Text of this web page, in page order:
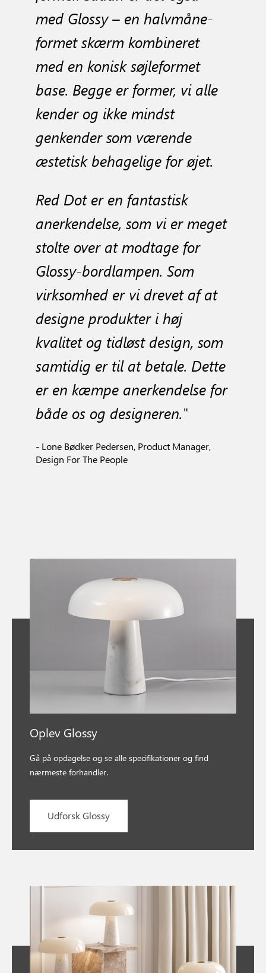
med Glossy – en halvmåne-
formet skærm kombineret
med en konisk søjleformet
base. Begge er former, vi alle
kender og ikke mindst
genkender som værende
æstetisk behagelige for øjet.
Red Dot er en fantastisk
anerkendelse, som vi er meget
stolte over at modtage for
Glossy-bordlampen. Som
virksomhed er vi drevet af at
designe produkter i høj
kvalitet og tidløst design, som
samtidig er til at betale. Dette
er en kæmpe anerkendelse for
både os og designeren."
- Lone Bødker Pedersen, Product Manager,
Design For The People
Oplev Glossy
Gå på opdagelse og se alle specifikationer og find
nærmeste forhandler.
Udforsk Glossy